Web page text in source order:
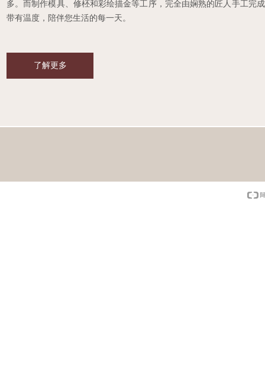
多。而制作模具、修柸和彩绘描金等工序，完全由娴熟的匠人手工完
带有温度，陪伴您生活的每一天。
了解更多